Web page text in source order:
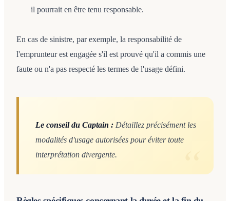
il pourrait en être tenu responsable.
En cas de sinistre, par exemple, la responsabilité de
l'emprunteur est engagée s'il est prouvé qu'il a commis une
faute ou n'a pas respecté les termes de l'usage défini.
Le conseil du Captain : Détaillez précisément les
modalités d'usage autorisées pour éviter toute
interprétation divergente.